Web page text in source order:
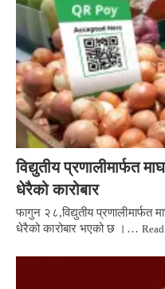
विद्युतीय प्रणालीमार्फत
धेरैको कारोबार
फागुन २८,विद्युतीय प्रणालीमार्फत
धेरैको कारोबार भएको छ ।…